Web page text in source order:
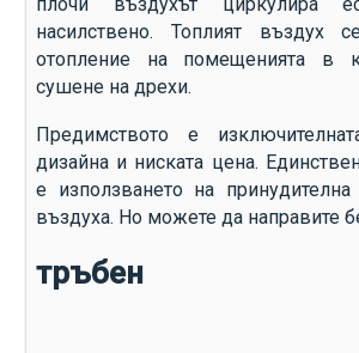
плочи въздухът циркулира
насилствено. Топлият въздух
отопление на помещенията в
сушене на дрехи.
Предимството е
дизайна и ниската цена.
е използването на
въздуха. Но можете да направите
тръбен